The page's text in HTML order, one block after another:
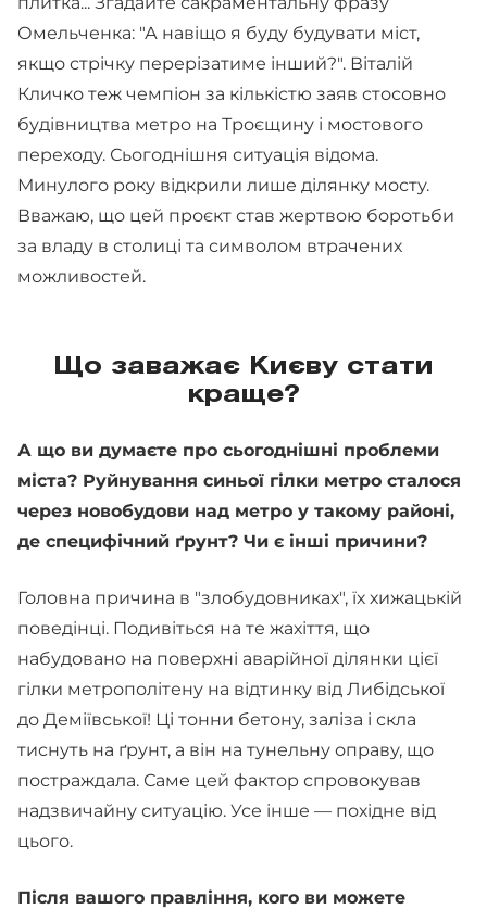
Омельченка: "А навіщо я буду будувати міст,
якщо стрічку перерізатиме інший?". Віталій
Кличко теж чемпіон за кількістю заяв стосовно
будівництва метро на Троєщину і мостового
переходу. Сьогоднішня ситуація відома.
Минулого року відкрили лише ділянку мосту.
Вважаю, що цей проєкт став жертвою боротьби
за владу в столиці та символом втрачених
можливостей.
Що заважає Києву стати
краще?
А що ви думаєте про сьогоднішні проблеми
міста? Руйнування синьої гілки метро сталося
через новобудови над метро у такому районі,
де специфічний ґрунт? Чи є інші причини?
Головна причина в "злобудовниках", їх хижацькій
поведінці. Подивіться на те жахіття, що
набудовано на поверхні аварійної ділянки цієї
гілки метрополітену на відтинку від Либідської
до Деміївської! Ці тонни бетону, заліза і скла
тиснуть на ґрунт, а він на тунельну оправу, що
постраждала. Саме цей фактор спровокував
надзвичайну ситуацію. Усе інше — похідне від
цього.
Після вашого правління, кого ви можете